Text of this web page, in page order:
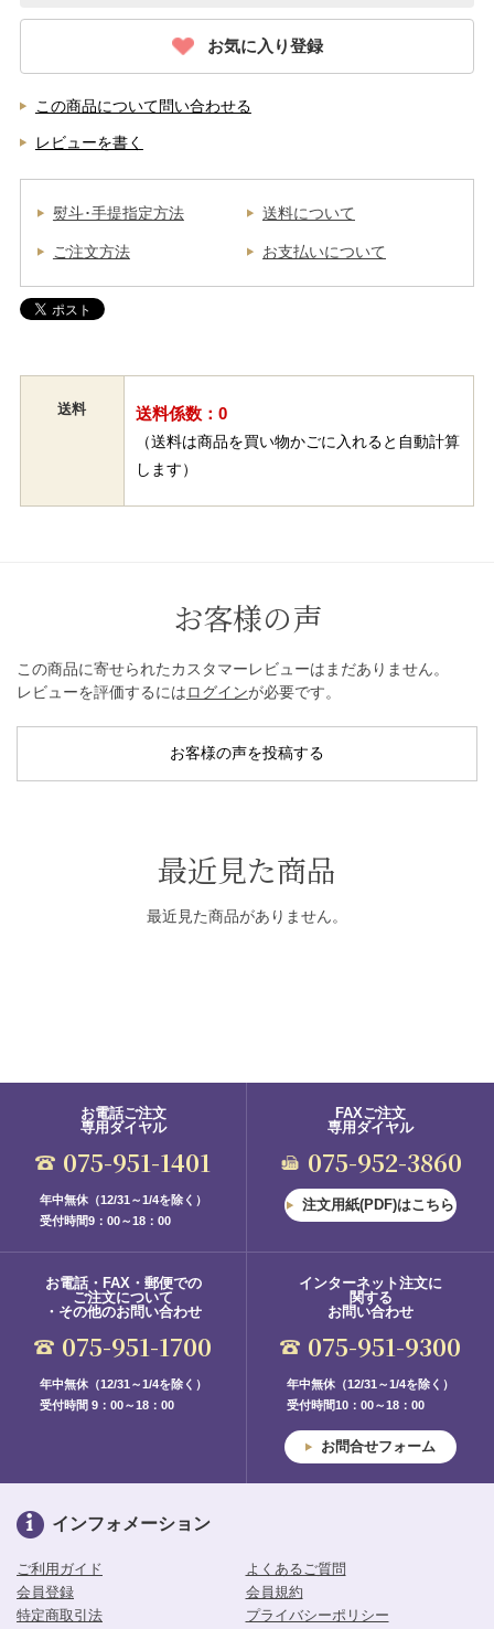
お気に入り登録
この商品について問い合わせる
レビューを書く
熨斗･手提指定方法 送料について
ご注文方法 お支払いについて
送料 送料係数：0
（送料は商品を買い物かごに入れると自動計算
します）
お客様の声
この商品に寄せられたカスタマーレビューはまだありません。
レビューを評価するにはログインが必要です。
お客様の声を投稿する
最近見た商品
最近見た商品がありません。
お電話ご注文
専用ダイヤル
075-951-1401
年中無休（12/31～1/4を除く）
受付時間9：00～18：00
FAXご注文
専用ダイヤル
075-952-3860
注文用紙(PDF)はこちら
お電話・FAX・郵便での
ご注文について
・その他のお問い合わせ
075-951-1700
年中無休（12/31～1/4を除く）
受付時間 9：00～18：00
インターネット注文に
関する
お問い合わせ
075-951-9300
年中無休（12/31～1/4を除く）
受付時間10：00～18：00
お問合せフォーム
インフォメーション
ご利用ガイド
よくあるご質問
会員登録
会員規約
特定商取引法
プライバシーポリシー